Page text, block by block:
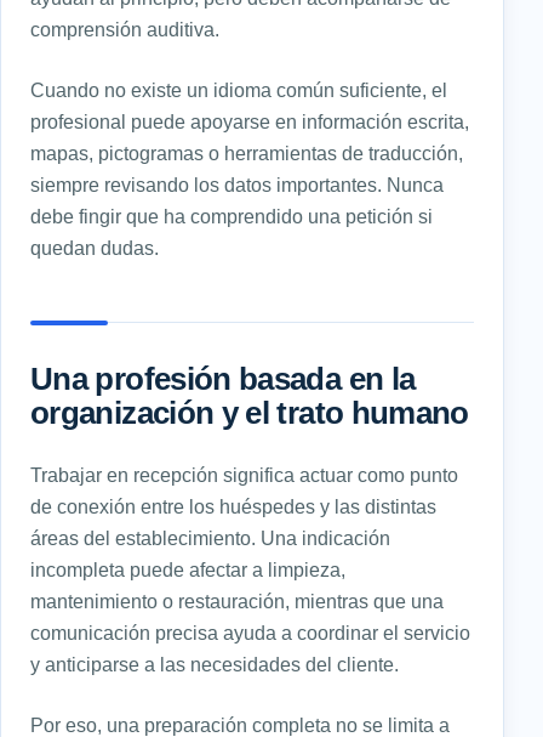
comprensión auditiva.
Cuando no existe un idioma común suficiente, el
profesional puede apoyarse en información escrita,
mapas, pictogramas o herramientas de traducción,
siempre revisando los datos importantes. Nunca
debe fingir que ha comprendido una petición si
quedan dudas.
Una profesión basada en la
organización y el trato humano
Trabajar en recepción significa actuar como punto
de conexión entre los huéspedes y las distintas
áreas del establecimiento. Una indicación
incompleta puede afectar a limpieza,
mantenimiento o restauración, mientras que una
comunicación precisa ayuda a coordinar el servicio
y anticiparse a las necesidades del cliente.
Por eso, una preparación completa no se limita a